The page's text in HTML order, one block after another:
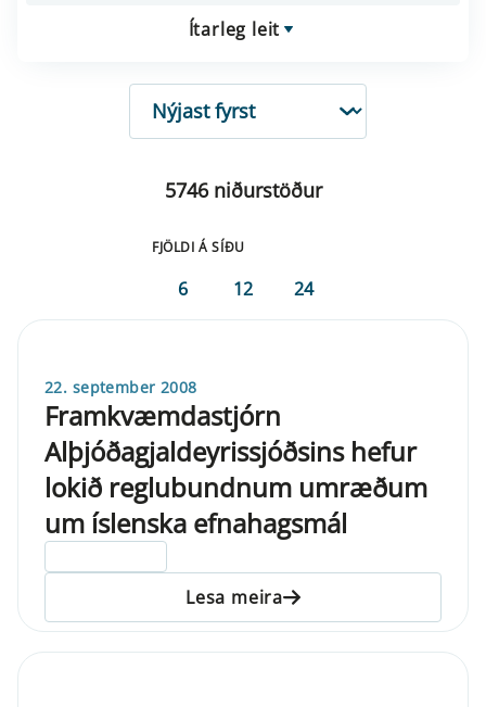
Ítarleg leit
RÖÐUN
5746 niðurstöður
FJÖLDI Á SÍÐU
6 12 24
22. september 2008
Framkvæmdastjórn
Alþjóðagjaldeyrissjóðsins hefur
lokið reglubundnum umræðum
um íslenska efnahagsmál
Lesa meira